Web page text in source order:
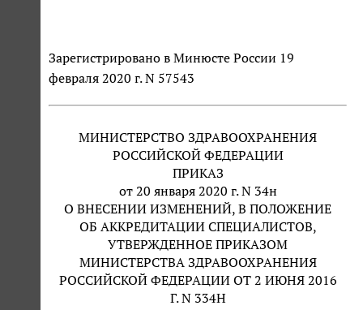
Зарегистрировано в Минюсте России 19
февраля 2020 г. N 57543
МИНИСТЕРСТВО ЗДРАВООХРАНЕНИЯ
РОССИЙСКОЙ ФЕДЕРАЦИИ
ПРИКАЗ
от 20 января 2020 г. N 34н
О ВНЕСЕНИИ ИЗМЕНЕНИЙ, В ПОЛОЖЕНИЕ
ОБ АККРЕДИТАЦИИ СПЕЦИАЛИСТОВ,
УТВЕРЖДЕННОЕ ПРИКАЗОМ
МИНИСТЕРСТВА ЗДРАВООХРАНЕНИЯ
РОССИЙСКОЙ ФЕДЕРАЦИИ ОТ 2 ИЮНЯ 2016
Г. N 334Н